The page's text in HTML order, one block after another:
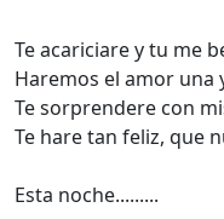
Te acariciare y tu me
Haremos el amor una
Te sorprendere con
Te hare tan feliz, que
Esta noche.........